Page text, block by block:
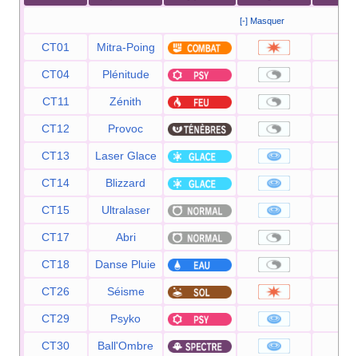
[-] Masquer
CT01 Mitra-Poing
CT04 Plénitude
CT11 Zénith
CT12 Provoc
CT13 Laser Glace
CT14 Blizzard
CT15 Ultralaser
CT17 Abri
CT18 Danse Pluie
CT26 Séisme
CT29 Psyko
CT30 Ball'Ombre